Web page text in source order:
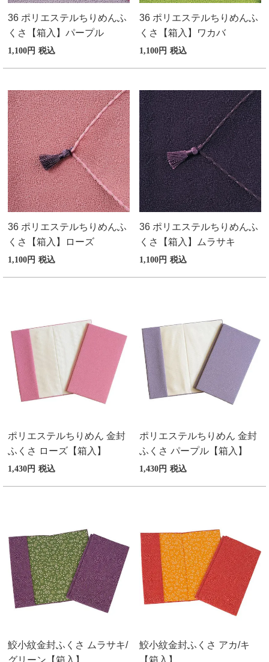
36 ポリエステルちりめんふ
くさ【箱入】パープル
1,100 税込
36 ポリエステルちりめんふ
くさ【箱入】ワカバ
1,100 税込
36 ポリエステルちりめんふ
くさ【箱入】ローズ
1,100 税込
36 ポリエステルちりめんふ
くさ【箱入】ムラサキ
1,100 税込
ポリエステルちりめん 金封
ふくさ ローズ【箱入】
1,430 税込
ポリエステルちりめん 金封
ふくさ パープル【箱入】
1,430 税込
鮫小紋金封ふくさ ムラサキ/
グリーン【箱入】
鮫小紋金封ふくさ アカ/キ
【箱入】